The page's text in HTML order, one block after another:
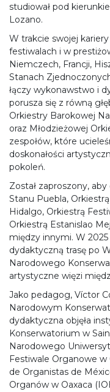
studiował pod
Lozano.
W trakcie swojej
festiwalach i w
Niemczech, Francji,
Stanach
łączy wykonawstwo i
porusza się z równą
Orkiestry Barokowej
oraz Młodzieżowej
zespołów, które
doskonałości
pokoleń.
Został zaproszony,
Stanu Puebla,
Hidalgo, Orkiestrą
Orkiestrą Estanislao
między innymi. W
dydaktyczną trasę po
Narodowego
artystyczne więzi
Jako pedagog, Víctor
Narodowym
dydaktyczna objęła
Konserwatorium w
Narodowego
Festiwale Organowe w
de Organistas de
Organów w Oaxaca